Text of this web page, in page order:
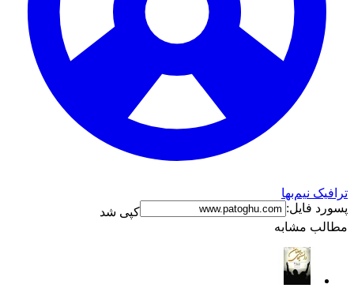
ترافیک نیم‌بها
پسورد فایل:
کپی شد
مطالب مشابه